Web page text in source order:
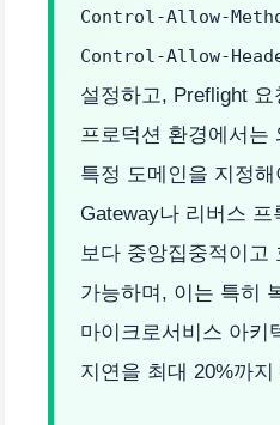
Control-Allow-
Control-Allow-
설정하고, Preflight
프로덕션 환경에서는
특정 도메인을 지정해
Gateway나 리버스 프
보다 중앙집중적이고
가능하며, 이는 특히
마이크로서비스 아키
지연을 최대 20%까